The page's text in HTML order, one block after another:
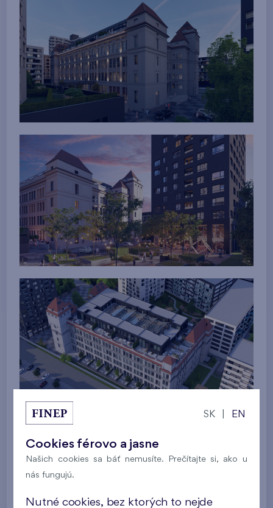
SK EN
Cookies férovo a jasne
Našich cookies sa báť nemusíte. Prečítajte si, ako u
nás fungujú.
Nutné cookies, bez ktorých to nejde